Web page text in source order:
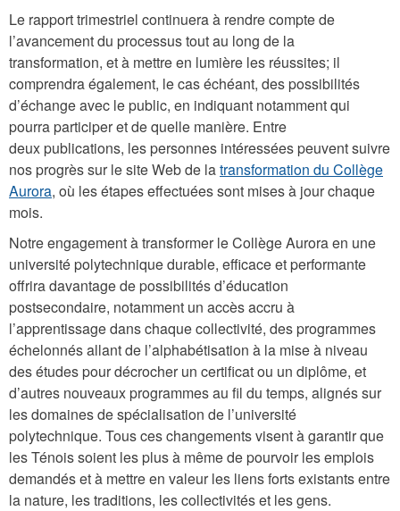
Le rapport trimestriel continuera à rendre compte de
l’avancement du processus tout au long de la
transformation, et à mettre en lumière les réussites; il
comprendra également, le cas échéant, des possibilités
d’échange avec le public, en indiquant notamment qui
pourra participer et de quelle manière. Entre
deux publications, les personnes intéressées peuvent suivre
nos progrès sur le site Web de latransformation du Collège
Aurora, où les étapes effectuées sont mises à jour chaque
mois.
Notre engagement à transformer le Collège Aurora en une
université polytechnique durable, efficace et performante
offrira davantage de possibilités d’éducation
postsecondaire, notamment un accès accru à
l’apprentissage dans chaque collectivité, des programmes
échelonnés allant de l’alphabétisation à la mise à niveau
des études pour décrocher un certificat ou un diplôme, et
d’autres nouveaux programmes au fil du temps, alignés sur
les domaines de spécialisation de l’université
polytechnique. Tous ces changements visent à garantir que
les Ténois soient les plus à même de pourvoir les emplois
demandés et à mettre en valeur les liens forts existants entre
la nature, les traditions, les collectivités et les gens.